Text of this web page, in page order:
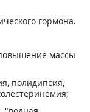
гормона.
массы
полидипсия,